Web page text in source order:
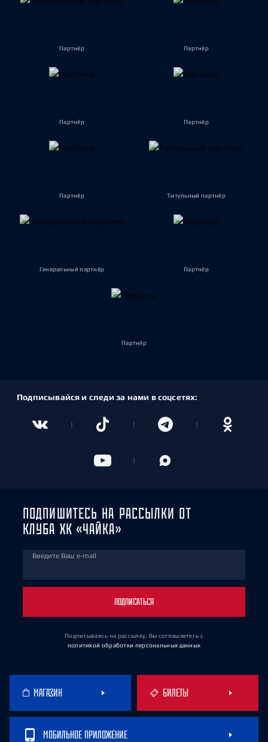
Партнёр Партнёр
Партнёр Партнёр
Партнёр Титульный партнёр
Генеральный партнёр Партнёр
Партнёр
Подписывайся и следи за нами в соцсетях:
ПОДПИШИТЕСЬ НА РАССЫЛКИ ОТ
КЛУБА ХК «ЧАЙКА»
Введите Ваш e-mail
ПОДПИСАТЬСЯ
Подписываясь на рассылку, Вы соглашаетесь с
политикой обработки персональных данных
МАГАЗИН БИЛЕТЫ
МОБИЛЬНОЕ ПРИЛОЖЕНИЕ